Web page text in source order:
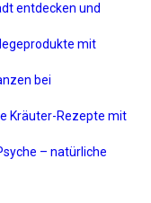
entdecken und
mit
bei
Kräuter-Rezepte mit
– natürliche